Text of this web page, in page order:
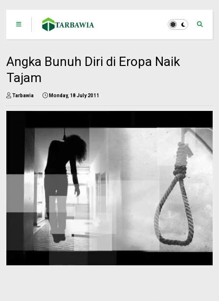
Angka Bunuh Diri di Eropa Naik
Tajam
Tarbawia Monday, 18 July 2011